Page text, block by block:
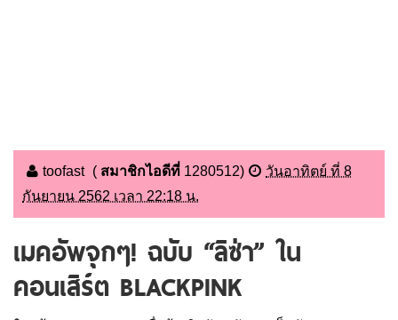
toofast ( สมาชิกไอดีที่ 1280512)
วันอาทิตย์ ที่ 8
กันยายน 2562 เวลา 22:18 น.
เมคอัพจุกๆ! ฉบับ “ลิซ่า” ใน
คอนเสิร์ต BLACKPINK